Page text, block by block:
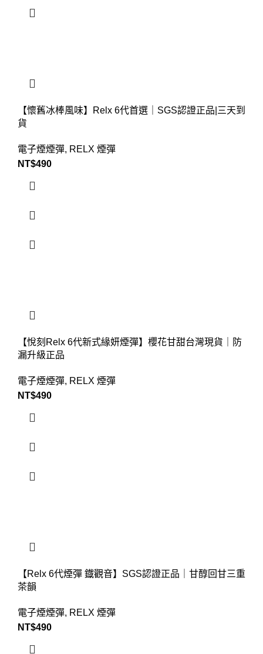
【懷舊冰棒風味】Relx 6代首選｜SGS認證正品|三天到
貨
電子煙煙彈, RELX 煙彈
NT$490
【悅刻Relx 6代新式緣妍煙彈】櫻花甘甜台灣現貨｜防
漏升級正品
電子煙煙彈, RELX 煙彈
NT$490
【Relx 6代煙彈 鐡觀音】SGS認證正品｜甘醇回甘三重
茶韻
電子煙煙彈, RELX 煙彈
NT$490